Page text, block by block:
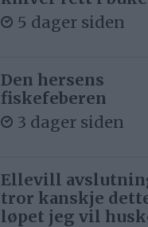
5 dager siden
Den hersens
fiskefeberen
3 dager siden
Ellevill
tror kanskje
løpet jeg vil